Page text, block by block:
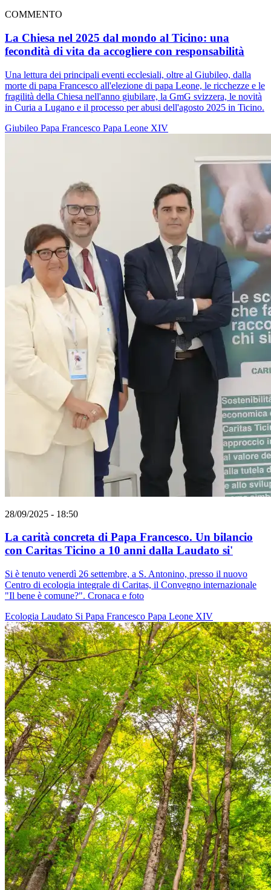
COMMENTO
La Chiesa nel 2025 dal mondo al Ticino: una
fecondità di vita da accogliere con responsabilità
Una lettura dei principali eventi ecclesiali, oltre al Giubileo, dalla
morte di papa Francesco all'elezione di papa Leone, le ricchezze e le
fragilità della Chiesa nell'anno giubilare, la GmG svizzera, le novità
in Curia a Lugano e il processo per abusi dell'agosto 2025 in Ticino.
Giubileo Papa Francesco Papa Leone XIV
28/09/2025 - 18:50
La carità concreta di Papa Francesco. Un bilancio
con Caritas Ticino a 10 anni dalla Laudato si'
Si è tenuto venerdì 26 settembre, a S. Antonino, presso il nuovo
Centro di ecologia integrale di Caritas, il Convegno internazionale
"Il bene è comune?". Cronaca e foto
Ecologia Laudato Si Papa Francesco Papa Leone XIV